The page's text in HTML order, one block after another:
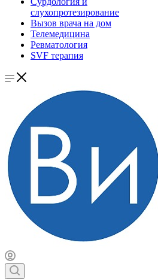
слухопротезирование
Вызов врача на дом
Телемедицина
Ревматология
SVF терапия